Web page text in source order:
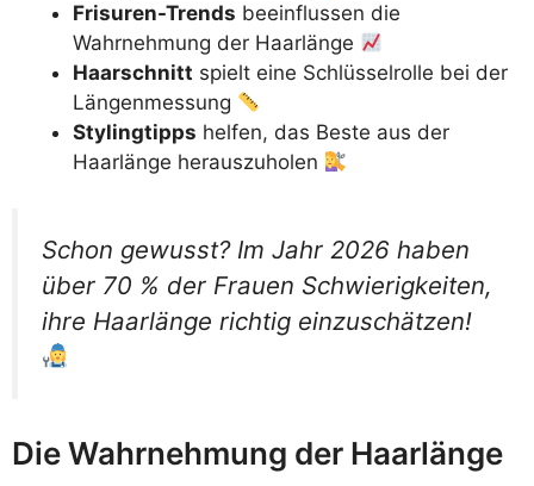
Frisuren-Trends beeinflussen die
Wahrnehmung der Haarlänge
Haarschnitt spielt eine Schlüsselrolle bei der
Längenmessung
Stylingtipps helfen, das Beste aus der
Haarlänge herauszuholen
Schon gewusst? Im Jahr 2026 haben
über 70 % der Frauen Schwierigkeiten,
ihre Haarlänge richtig einzuschätzen!
Die Wahrnehmung der Haarlänge